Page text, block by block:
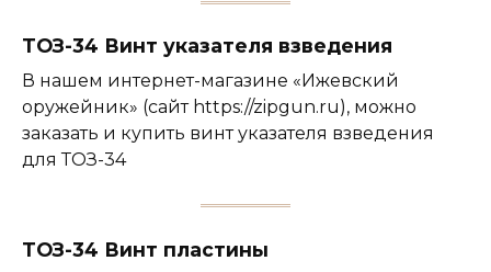
ТОЗ-34 Винт указателя взведения
В нашем интернет-магазине «Ижевский
оружейник» (сайт https://zipgun.ru), можно
заказать и купить винт указателя взведения
для ТОЗ-34
ТОЗ-34 Винт пластины